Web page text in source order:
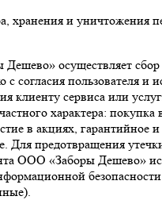
хранения и уничтожения
осуществляет сбор
с согласия пользователя и
клиенту сервиса или
характера: покупка
в акциях, гарантийное
Для предотвращения
ООО «Заборы Дешево»